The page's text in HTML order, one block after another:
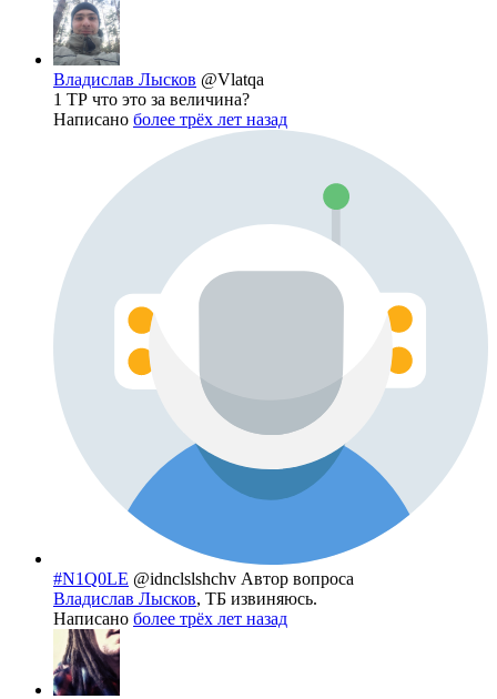
Владислав Лысков @Vlatqa
1 ТР что это за величина?
Написано более трёх лет назад
#N1Q0LE @idnclslshchv Автор вопроса
Владислав Лысков, ТБ извиняюсь.
Написано более трёх лет назад